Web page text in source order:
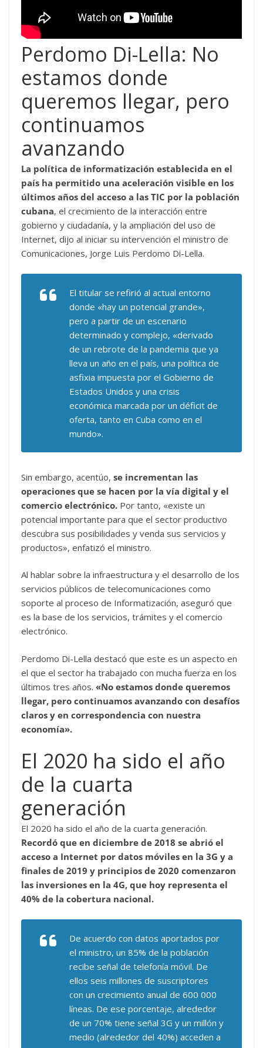
Perdomo Di-Lella: No
estamos donde
queremos llegar, pero
continuamos
avanzando
La política de informatización establecida en el
país ha permitido una aceleración visible en los
últimos años del acceso a las TIC por la población
cubana, el crecimiento de la interacción entre
gobierno y ciudadanía, y la ampliación del uso de
Internet, dijo al iniciar su intervención el ministro de
Comunicaciones, Jorge Luis Perdomo Di-Lella.
El titular se refirió al actual entorno
donde «hay un potencial grande»,
pero a partir de un escenario
determinado y complejo, «derivado
de un rebrote de la pandemia que ya
lleva un año en el país, una política de
asfixia impuesta por el Gobierno de
Estados Unidos y una crisis
económica marcada por un déficit de
oferta, tanto en Cuba como en el
mundo».
Sin embargo, acentúo, se incrementan las
operaciones que se hacen por la vía digital y el
comercio electrónico. Por tanto, «existe un
potencial importante para que el sector productivo
descubra sus posibilidades y venda sus servicios y
productos», enfatizó el ministro.
Al hablar sobre la infraestructura y el desarrollo de los
servicios públicos de telecomunicaciones como
soporte al proceso de Informatización, aseguró que
es la base de los servicios, trámites y el comercio
electrónico.
Perdomo Di-Lella destacó que este es un aspecto en
el que el sector ha trabajado con mucha fuerza en los
últimos tres años. «No estamos donde queremos
llegar, pero continuamos avanzando con desafíos
claros y en correspondencia con nuestra
economía».
El 2020 ha sido el año
de la cuarta
generación
El 2020 ha sido el año de la cuarta generación.
Recordó que en diciembre de 2018 se abrió el
acceso a Internet por datos móviles en la 3G y a
finales de 2019 y principios de 2020 comenzaron
las inversiones en la 4G, que hoy representa el
40% de la cobertura nacional.
De acuerdo con datos aportados por
el ministro, un 85% de la población
recibe señal de telefonía móvil. De
ellos seis millones de suscriptores
con un crecimiento anual de 600 000
líneas. De ese porcentaje, alrededor
de un 70% tiene señal 3G y un millón y
medio (alrededor del 40%) acceden a